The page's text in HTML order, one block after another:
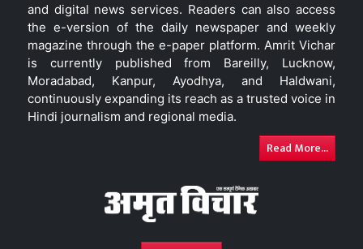
and digital news services. Readers can also access
the e-version of the daily newspaper and weekly
magazine through the e-paper platform. Amrit Vichar
is currently published from Bareilly, Lucknow,
Moradabad, Kanpur, Ayodhya, and Haldwani,
continuously expanding its reach as a trusted voice in
Hindi journalism and regional media.
Read More...